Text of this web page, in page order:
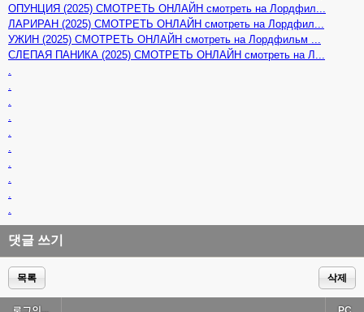
ОПУНЦИЯ (2025) СМОТРЕТЬ ОНЛАЙН смотреть на Лордфил...
ЛАРИРАН (2025) СМОТРЕТЬ ОНЛАЙН смотреть на Лордфил...
УЖИН (2025) СМОТРЕТЬ ОНЛАЙН смотреть на Лордфильм ...
СЛЕПАЯ ПАНИКА (2025) СМОТРЕТЬ ОНЛАЙН смотреть на Л...
댓글 쓰기
목록 삭제